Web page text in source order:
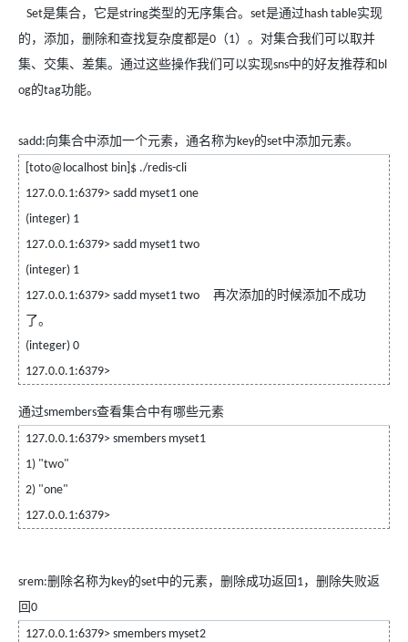
Set是集合，它是string类型的无序集合。 set是通过hash table实现
的，添加，删除和查找复杂度都是0 （1）。对集合我们可以取并
集、交集、差集。通过这些操作我们可以实现sns中的好友推荐和 bl
og的tag功能。
sadd:向集合中添加一个元素，通名称为key的set中添加元素。
[toto@localhost bin]$ ./redis-cli
127.0.0.1:6379> sadd myset1 one
(integer) 1
127.0.0.1:6379> sadd myset1 two
(integer) 1
127.0.0.1:6379> sadd myset1 two
再次添加的时候添加不成功
了。
(integer) 0
127.0.0.1:6379>
通过smembers查看集合中有哪些元素
127.0.0.1:6379> smembers myset1
1) "two"
2) "one"
127.0.0.1:6379>
srem:删除名称为key的set中的元素，删除成功返回 1，删除失败返
回 0
127.0.0.1:6379> smembers myset2